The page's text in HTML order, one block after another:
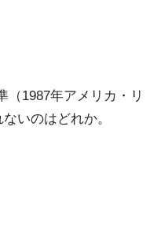
（1987年アメリカ・リ
いのはどれか。